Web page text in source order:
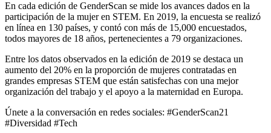
En cada edición de GenderScan se mide los avances dados en la
participación de la mujer en STEM. En 2019, la encuesta se realizó
en línea en 130 países, y contó con más de 15,000 encuestados,
todos mayores de 18 años, pertenecientes a 79 organizaciones.
Entre los datos observados en la edición de 2019 se destaca un
aumento del 20% en la proporción de mujeres contratadas en
grandes empresas STEM que están satisfechas con una mejor
organización del trabajo y el apoyo a la maternidad en Europa.
Únete a la conversación en redes sociales: #GenderScan21
#Diversidad #Tech